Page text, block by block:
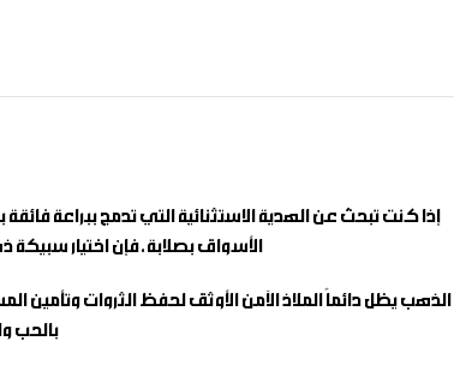
إذا كنت تبحث عن الهدية الاستثنائية التي تدمج ببراعة
الأسواق بصلابة، فإن اختيارسبيكة
الذهب يظل دائماً الملاذ الآمن الأوثق لحفظ الثروات
بالحب